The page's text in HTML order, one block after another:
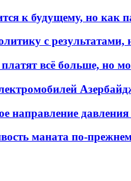
к будущему, но как
с
всё больше, но
направление
маната по-